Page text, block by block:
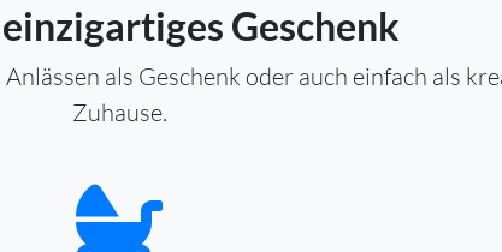
Geschenk
als Geschenk oder auch einfach als
Zuhause.